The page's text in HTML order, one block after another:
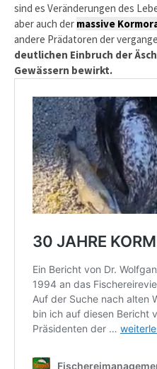
sind es Veränderungen des
aber auch der massive
andere Prädatoren der
deutlichen Einbruch der
Gewässern bewirkt.